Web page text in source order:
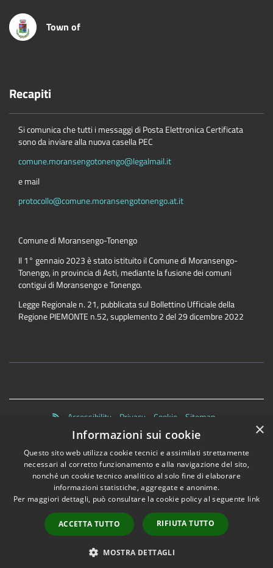
Town of
Recapiti
Si comunica che tutti i messaggi di Posta Elettronica Certificata
sono da inviare alla nuova casella PEC
comune.moransengotonengo@legalmail.it
e mail
protocollo@comune.moransengotonengo.at.it
Comune di Moransengo-Tonengo
Il 1° gennaio 2023 è stato istituito il Comune di Moransengo-
Tonengo, in provincia di Asti, mediante la fusione dei comuni
contigui di Moransengo e Tonengo.
Legge Regionale n. 21, pubblicata sul Bollettino Ufficiale della
Regione PIEMONTE n.52, supplemento 2 del 29 dicembre 2022
Accessibility Privacy Cookie
Sitemap
Dichiarazione di accessibilità
•Accesso redazione
×
Informazioni sui cookie
Questo sito web utilizza cookie tecnici e assimilati strettamente
necessari al corretto funzionamento e alla navigazione del sito,
nonché un cookie tecnico analitico al solo fine di elaborare
informazioni statistiche, aggregate e anonime.
Per maggiori dettagli, può consultare la cookie policy al seguente link
ACCETTA TUTTO RIFIUTA TUTTO
MOSTRA DETTAGLI